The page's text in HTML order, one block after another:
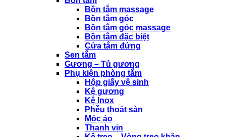
Bồn tắm massage
Bồn tắm góc
Bồn tắm góc massage
Bồn tắm đặc biệt
Cửa tắm đứng
Sen tắm
Gương – Tủ gương
Phụ kiện phòng tắm
Hộp giấy vệ sinh
Kệ gương
Kệ Inox
Phễu thoát sàn
Móc áo
Thanh vịn